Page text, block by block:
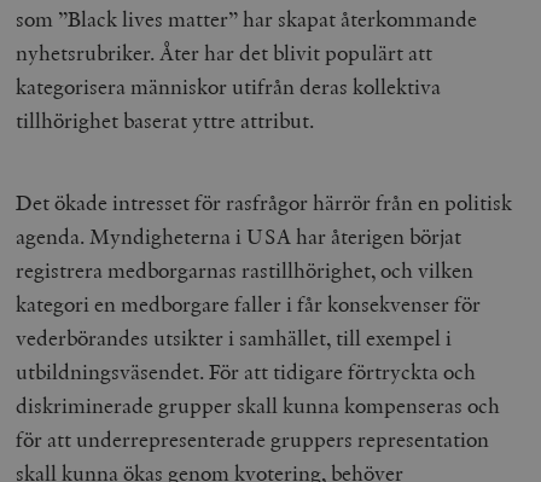
som ”Black lives matter” har skapat återkommande
nyhetsrubriker. Åter har det blivit populärt att
kategorisera människor utifrån deras kollektiva
tillhörighet baserat yttre attribut.
Det ökade intresset för rasfrågor härrör från en politisk
agenda. Myndigheterna i USA har återigen börjat
registrera medborgarnas rastillhörighet, och vilken
kategori en medborgare faller i får konsekvenser för
vederbörandes utsikter i samhället, till exempel i
utbildningsväsendet. För att tidigare förtryckta och
diskriminerade grupper skall kunna kompenseras och
för att underrepresenterade gruppers representation
skall kunna ökas genom kvotering, behöver